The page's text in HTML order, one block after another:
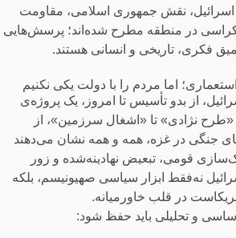
نقش جمهوری اسلامی، مقاومت
در منطقه مطرح شده‌اند؛ پرسش‌هایی
فکری، تاریخی و انسانی هستند.
از بدو تأسیس تا امروز، یک پروژه‌ی
نژادی» تا «اشغال سرزمین»، از
جنگی در غزه، همه و همه نشان می‌دهند
قومی، تبعیض نهادینه‌شده و زور
نه‌فقط ابزار سیاسی صهیونیسم، بلکه
در قلب خاورمیانه.
اساسی و تحلیلی باید حفظ شود: